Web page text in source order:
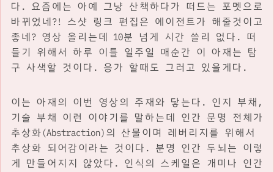
다. 요즘에는 아예 그냥 산책하다가 떠드는 포멧으로
바뀌었네?! 스샷 링크 편집은 에이전트가 해줄것이고
좋네? 영상 올리는데 10분 넘게 시간 쓸리 없다. 떠
들기 위해서 하루 이틀 일주일 매순간 이 아재는 탐
구 사색할 것이다. 응가 할때도 그러고 있을게다.
이는 아재의 이번 영상의 주재와 닿는다. 인지 부채,
기술 부채 이런 이야기를 말하는데 인간 문명 전체가
추상화(Abstraction)의 산물이며 레버리지를 위해서
추상화 되어감이라는 것이다. 분명 인간 두뇌는 이렇
게 만들어지지 않았다. 인식의 스케일은 개미나 인간